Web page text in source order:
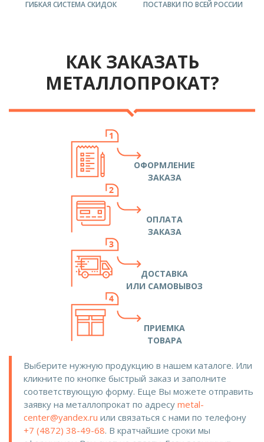
ГИБКАЯ СИСТЕМА СКИДОК ПОСТАВКИ ПО ВСЕЙ РОССИИ
КАК ЗАКАЗАТЬ
МЕТАЛЛОПРОКАТ?
ОФОРМЛЕНИЕ
ЗАКАЗА
ОПЛАТА
ЗАКАЗА
ДОСТАВКА
ИЛИ САМОВЫВОЗ
ПРИЕМКА
ТОВАРА
Выберите нужную продукцию в нашем каталоге. Или
кликните по кнопке быстрый заказ и заполните
соответствующую форму. Еще Вы можете отправить
заявку на металлопрокат по адресу metal-
center@yandex.ru или связаться с нами по телефону
+7 (4872) 38-49-68. В кратчайшие сроки мы